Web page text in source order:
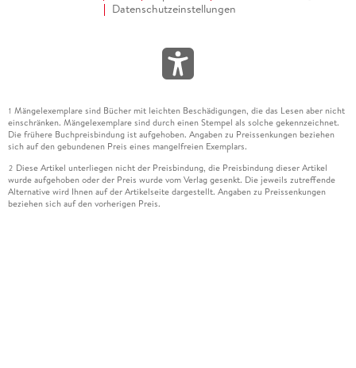
Datenschutzeinstellungen
1 Mängelexemplare sind Bücher mit leichten Beschädigungen, die das Lesen aber nicht
einschränken. Mängelexemplare sind durch einen Stempel als solche gekennzeichnet.
Die frühere Buchpreisbindung ist aufgehoben. Angaben zu Preissenkungen beziehen
sich auf den gebundenen Preis eines mangelfreien Exemplars.
2 Diese Artikel unterliegen nicht der Preisbindung, die Preisbindung dieser Artikel
wurde aufgehoben oder der Preis wurde vom Verlag gesenkt. Die jeweils zutreffende
Alternative wird Ihnen auf der Artikelseite dargestellt. Angaben zu Preissenkungen
beziehen sich auf den vorherigen Preis.